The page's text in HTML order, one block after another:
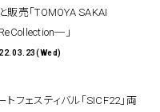
販売「TOMOYA SAKAI
」
トフェスティバル「SICF22」両